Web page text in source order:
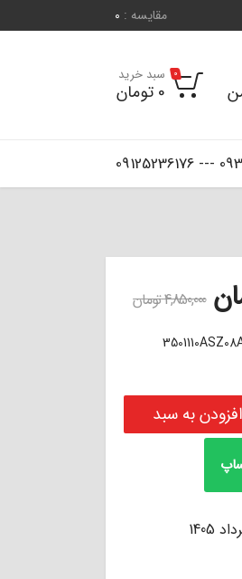
مقایسه : 0
0 سبد خرید
0 تومان
4,850,000تومان
افزودن به سبد